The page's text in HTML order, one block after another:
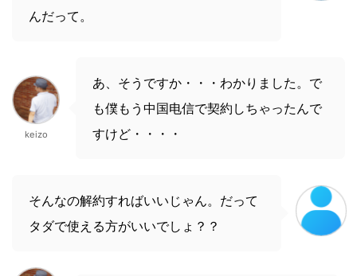
んだって。
keizo
あ、そうですか・・・わかりました。で
も僕もう中国电信で契約しちゃったんで
すけど・・・・
そんなの解約すればいいじゃん。だって
タダで使える方がいいでしょ？？